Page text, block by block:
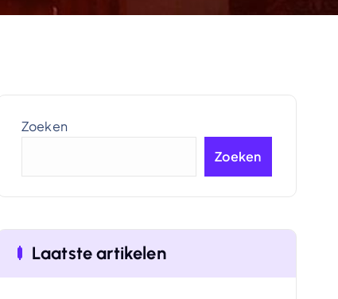
Zoeken
Zoeken
Laatste artikelen